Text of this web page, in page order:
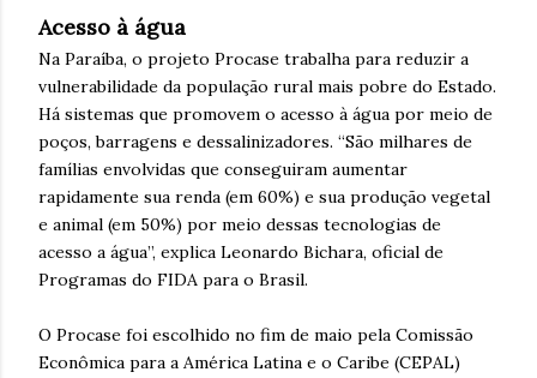
Acesso à água
Na Paraíba, o projeto Procase trabalha para reduzir a
vulnerabilidade da população rural mais pobre do Estado.
Há sistemas que promovem o acesso à água por meio de
poços, barragens e dessalinizadores. “São milhares de
famílias envolvidas que conseguiram aumentar
rapidamente sua renda (em 60%) e sua produção vegetal
e animal (em 50%) por meio dessas tecnologias de
acesso a água”, explica Leonardo Bichara, oficial de
Programas do FIDA para o Brasil.
O Procase foi escolhido no fim de maio pela Comissão
Econômica para a América Latina e o Caribe (CEPAL)